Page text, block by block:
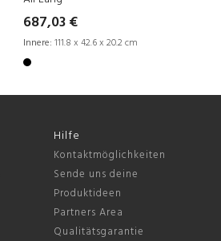
687,03 €
Innere: 111.8 x 42.6 x 20.2 cm
Hilfe
Kontaktmöglichkeiten
Sende uns deine
Produktideen
Partners Area
Qualitätsgarantie